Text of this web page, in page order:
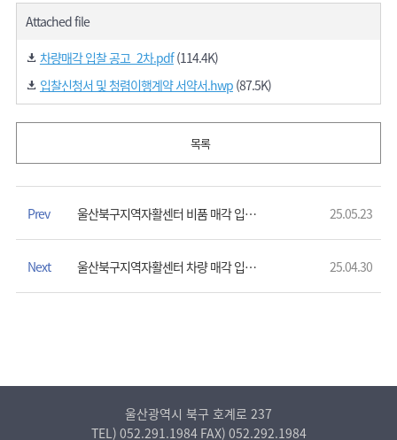
Attached file
차량매각 입찰 공고_2차.pdf(114.4K)
입찰신청서 및 청렴이행계약 서약서.hwp(87.5K)
목록
Prev 울산북구지역자활센터 비품 매각 입찰공고 25.05.23
Next 울산북구지역자활센터 차량 매각 입찰공고 25.04.30
울산광역시 북구 호계로 237
TEL) 052.291.1984 FAX) 052.292.1984